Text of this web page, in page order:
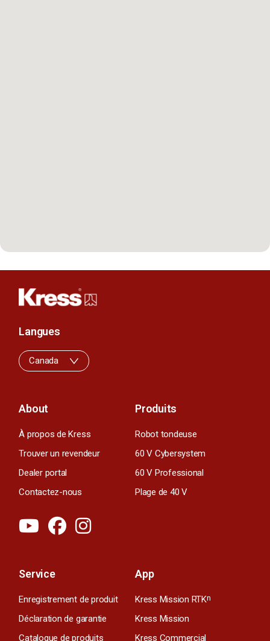
About
À propos de Kress
Trouver un revendeur
Dealer portal
Contactez-nous
Produits
Robot tondeuse
60 V Cybersystem
60 V Professional
Plage de 40 V
Service
Enregistrement de produit
Déclaration de garantie
Catalogue de produits
App
Kress Mission RTKn
Kress Mission
Kress Commercial
Langues
Canada